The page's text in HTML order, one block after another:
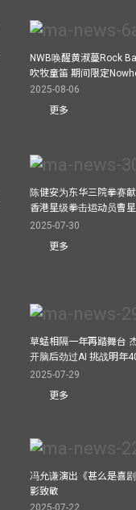
NWB唤醒黄淑蔓Rock
吹牧童笛 期间限定
2025-08-06
更多
陈健安为东华三院拳赛
香港星级拳击运动员曹
2025-07-30
更多
草蜢相隔一年再踏舞台
开脑后劲过AI 挑战明年
2025-07-29
更多
冯允谦演出《甚么是喜
影致敬
2025-07-22